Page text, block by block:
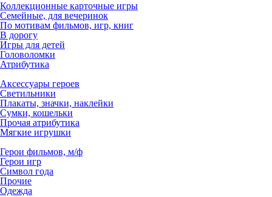
Коллекционные карточные игры
Семейные, для вечеринок
По мотивам фильмов, игр, книг
В дорогу
Игры для детей
Головоломки
Атрибутика
Аксессуары героев
Светильники
Плакаты, значки, наклейки
Сумки, кошельки
Прочая атрибутика
Мягкие игрушки
Герои фильмов, м/ф
Герои игр
Символ года
Прочие
Одежда